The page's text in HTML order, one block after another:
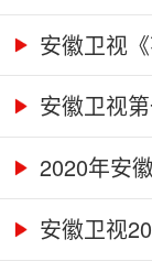
作...安徽卫视
安徽卫视
2020年安
安徽卫视